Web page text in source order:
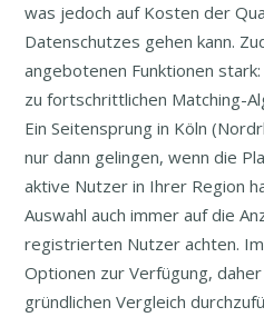
was jedoch auf Kosten der
Datenschutzes gehen kann.
angebotenen Funktionen
zu fortschrittlichen Matching-
Ein Seitensprung in Köln
nur dann gelingen, wenn die
aktive Nutzer in Ihrer Region
Auswahl auch immer auf die
registrierten Nutzer achten.
Optionen zur Verfügung,
gründlichen Vergleich